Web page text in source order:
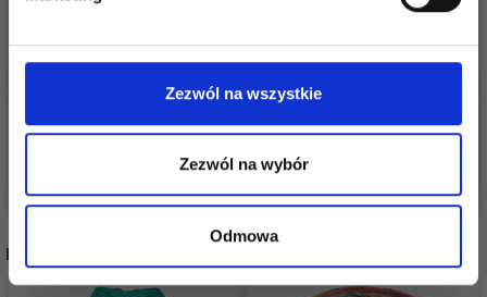
Zezwól na wszystkie
Zezwól na wybór
Odmowa
IGŁA DO CEROWANIA
PLASTIKOWA (2 IGŁY)
Dodaj do koszyka
DROPS BRUSHED
ALPACA SILK
Zobacz wszystkie opcje
POLECANE DLA CIEBIE